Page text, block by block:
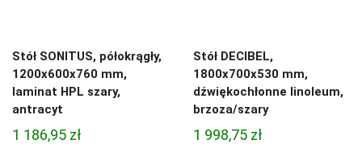
Stół SONITUS, półokrągły,
1200x600x760 mm,
laminat HPL szary,
antracyt
1 186,95 zł
Stół DECIBEL,
1800x700x530 mm,
dźwiękochłonne linoleum,
brzoza/szary
1 998,75 zł